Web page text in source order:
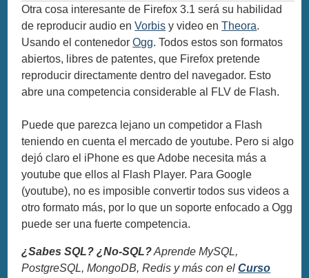
Otra cosa interesante de Firefox 3.1 será su habilidad
de reproducir audio enVorbis y video enTheora.
Usando el contenedorOgg. Todos estos son formatos
abiertos, libres de patentes, que Firefox pretende
reproducir directamente dentro del navegador. Esto
abre una competencia considerable al FLV de Flash.
Puede que parezca lejano un competidor a Flash
teniendo en cuenta el mercado de youtube. Pero si algo
dejó claro el iPhone es que Adobe necesita más a
youtube que ellos al Flash Player. Para Google
(youtube), no es imposible convertir todos sus videos a
otro formato más, por lo que un soporte enfocado a Ogg
puede ser una fuerte competencia.
¿Sabes SQL? ¿No-SQL?Aprende MySQL,
PostgreSQL, MongoDB, Redis y más con elCurso